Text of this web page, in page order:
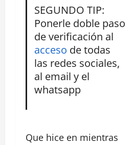
SEGUNDO TIP:
Ponerle doble paso
de verificación al
acceso de todas
las redes sociales,
al email y el
whatsapp
Que hice en mientras